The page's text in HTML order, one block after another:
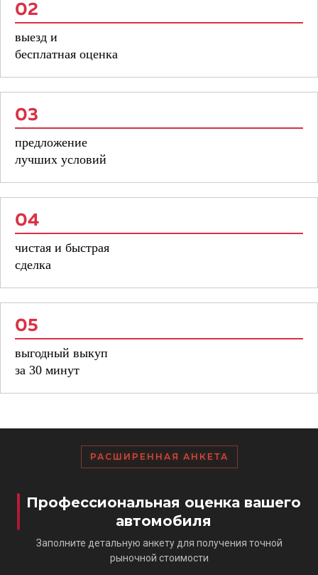
02
выезд и
бесплатная оценка
03
предложение
лучших условий
04
чистая и быстрая
сделка
05
выгодный выкуп
за 30 минут
РАСШИРЕННАЯ АНКЕТА
Профессиональная оценка вашего
автомобиля
Заполните детальную анкету для получения точной
рыночной стоимости